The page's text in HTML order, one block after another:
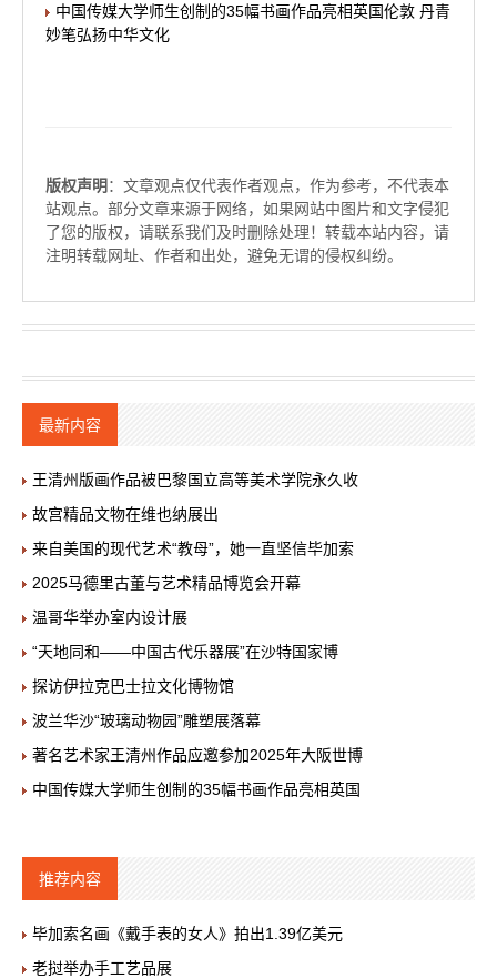
中国传媒大学师生创制的35幅书画作品亮相英国伦敦 丹青
妙笔弘扬中华文化
版权声明 ：文章观点仅代表作者观点，作为参考，不代表本
站观点。部分文章来源于网络，如果网站中图片和文字侵犯
了您的版权，请联系我们及时删除处理！转载本站内容，请
注明转载网址、作者和出处，避免无谓的侵权纠纷。
最新内容
王清州版画作品被巴黎国立高等美术学院永久收
故宫精品文物在维也纳展出
来自美国的现代艺术“教母”，她一直坚信毕加索
2025马德里古董与艺术精品博览会开幕
温哥华举办室内设计展
“天地同和——中国古代乐器展”在沙特国家博
探访伊拉克巴士拉文化博物馆
波兰华沙“玻璃动物园”雕塑展落幕
著名艺术家王清州作品应邀参加2025年大阪世博
中国传媒大学师生创制的35幅书画作品亮相英国
推荐内容
毕加索名画《戴手表的女人》拍出1.39亿美元
老挝举办手工艺品展